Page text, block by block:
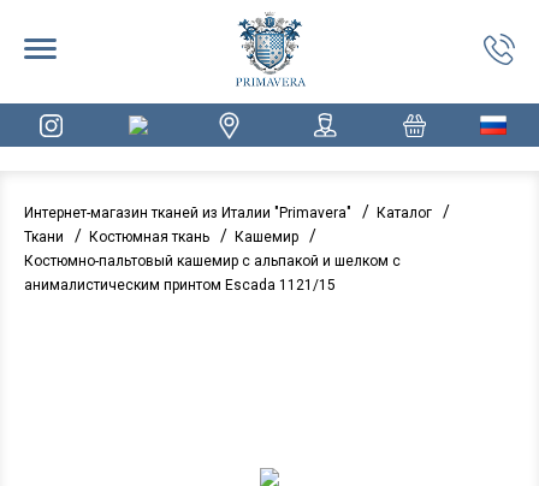
Интернет-магазин тканей из Италии "Primavera" / Каталог /
Ткани / Костюмная ткань / Кашемир /
Костюмно-пальтовый кашемир с альпакой и шелком с
анималистическим принтом Escada 1121/15